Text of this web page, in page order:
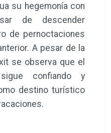
su hegemonía con
de descender
de pernoctaciones
A pesar de la
se observa que el
confiando y
destino turístico